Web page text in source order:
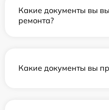
Какие документы вы
ремонта?
Какие документы вы